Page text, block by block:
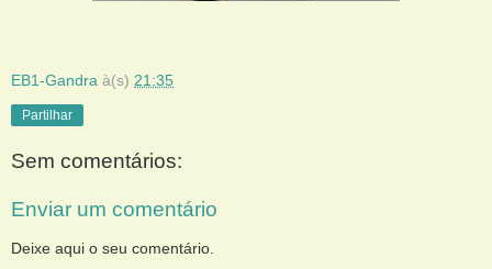
EB1-Gandra à(s) 21:35
Partilhar
Sem comentários:
Enviar um comentário
Deixe aqui o seu comentário.